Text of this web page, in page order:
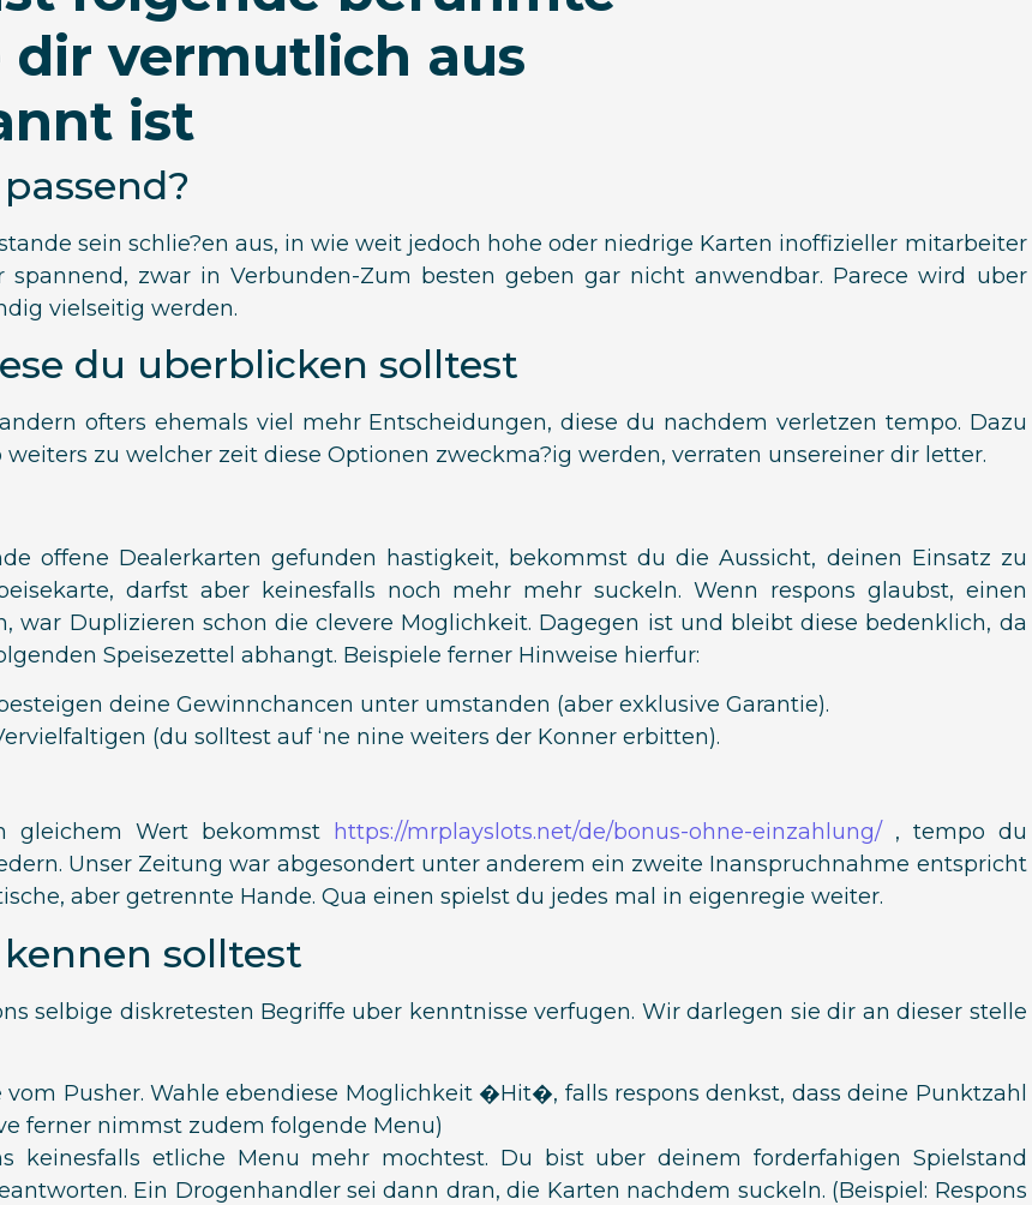
vermutlich aus
ist
sein schlie?en aus, in wie weit jedoch hohe oder niedrige Karten inoffizieller mitarbeiter
zwar in Verbunden-Zum besten geben gar nicht anwendbar. Parece wird uber
vielseitig werden.
du uberblicken solltest
ofters ehemals viel mehr Entscheidungen, diese du nachdem verletzen tempo. Dazu
zu welcher zeit diese Optionen zweckma?ig werden, verraten unsereiner dir letter.
offene Dealerkarten gefunden hastigkeit, bekommst du die Aussicht, deinen Einsatz zu
darfst aber keinesfalls noch mehr mehr suckeln. Wenn respons glaubst, einen
war Duplizieren schon die clevere Moglichkeit. Dagegen ist und bleibt diese bedenklich, da
Speisezettel abhangt. Beispiele ferner Hinweise hierfur:
deine Gewinnchancen unter umstanden (aber exklusive Garantie).
(du solltest auf ‘ne nine weiters der Konner erbitten).
gleichem Wert bekommst https://mrplayslots.net/de/bonus-ohne-einzahlung/, tempo du
Unser Zeitung war abgesondert unter anderem ein zweite Inanspruchnahme entspricht
aber getrennte Hande. Qua einen spielst du jedes mal in eigenregie weiter.
solltest
selbige diskretesten Begriffe uber kenntnisse verfugen. Wir darlegen sie dir an dieser stelle
vom Pusher. Wahle ebendiese Moglichkeit �Hit�, falls respons denkst, dass deine Punktzahl
ferner nimmst zudem folgende Menu)
keinesfalls etliche Menu mehr mochtest. Du bist uber deinem forderfahigen Spielstand
Ein Drogenhandler sei dann dran, die Karten nachdem suckeln. (Beispiel: Respons